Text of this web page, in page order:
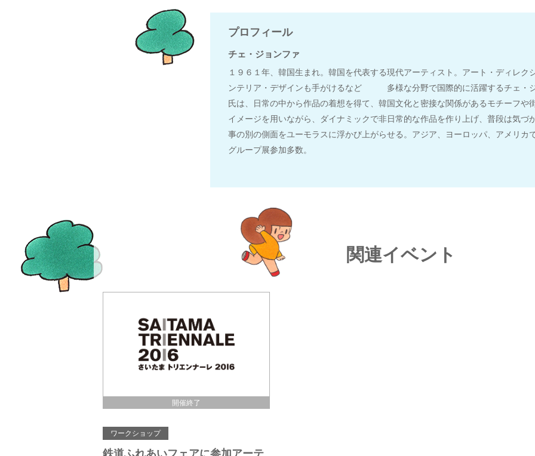
プロフィール
チェ・ジョンファ
１９６１年、韓国生まれ。韓国を代表する現代アーティスト。アート・ディレク
ンテリア・デザインも手がけるなど 多様な分野で国際的に活躍するチェ・
氏は、日常の中から作品の着想を得て、韓国文化と密接な関係があるモチーフや
イメージを用いながら、ダイナミックで非日常的な作品を作り上げ、普段は気づ
事の別の側面をユーモラスに浮かび上がらせる。アジア、ヨーロッパ、アメリカ
グループ展参加多数。
関連イベント
開催終了
ワークショップ
鉄道ふれあいフェアに参加アーテ